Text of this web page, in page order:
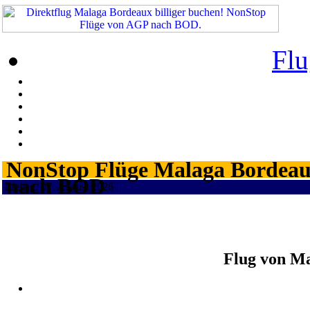
NonStop Flüge Malaga
nach BOD
Freitag, 07. August 2026 ¦
Flug von